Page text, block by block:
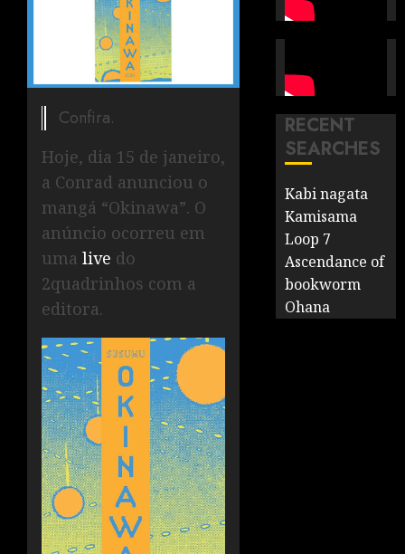
Confira.
Hoje, dia 15 de janeiro,
a Conrad anunciou o
mangá “Okinawa”. O
anúncio ocorreu em
uma live do
2quadrinhos com a
editora.
RECENT
SEARCHES
Kabi nagata
Kamisama
Loop 7
Ascendance of
bookworm
Ohana